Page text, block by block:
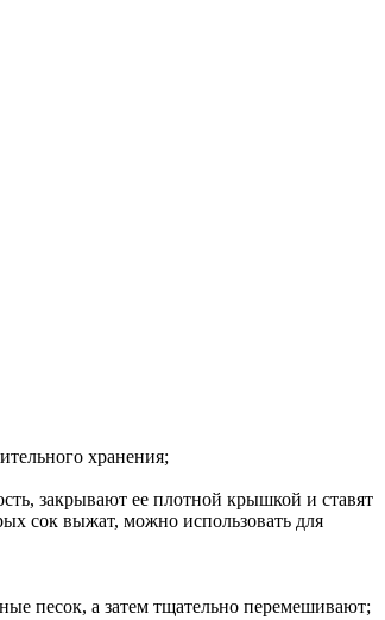
хранения;
закрывают ее плотной крышкой и ставят
сок выжат, можно использовать для
песок, а затем тщательно перемешивают;